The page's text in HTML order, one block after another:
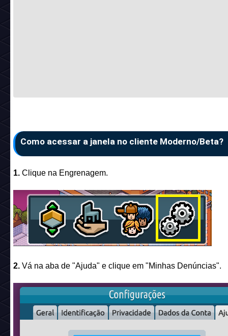
Como acessar a janela no cliente Moderno/Beta?
1.Clique na Engrenagem.
2.Vá na aba de "Ajuda" e clique em "Minhas Denúncias".